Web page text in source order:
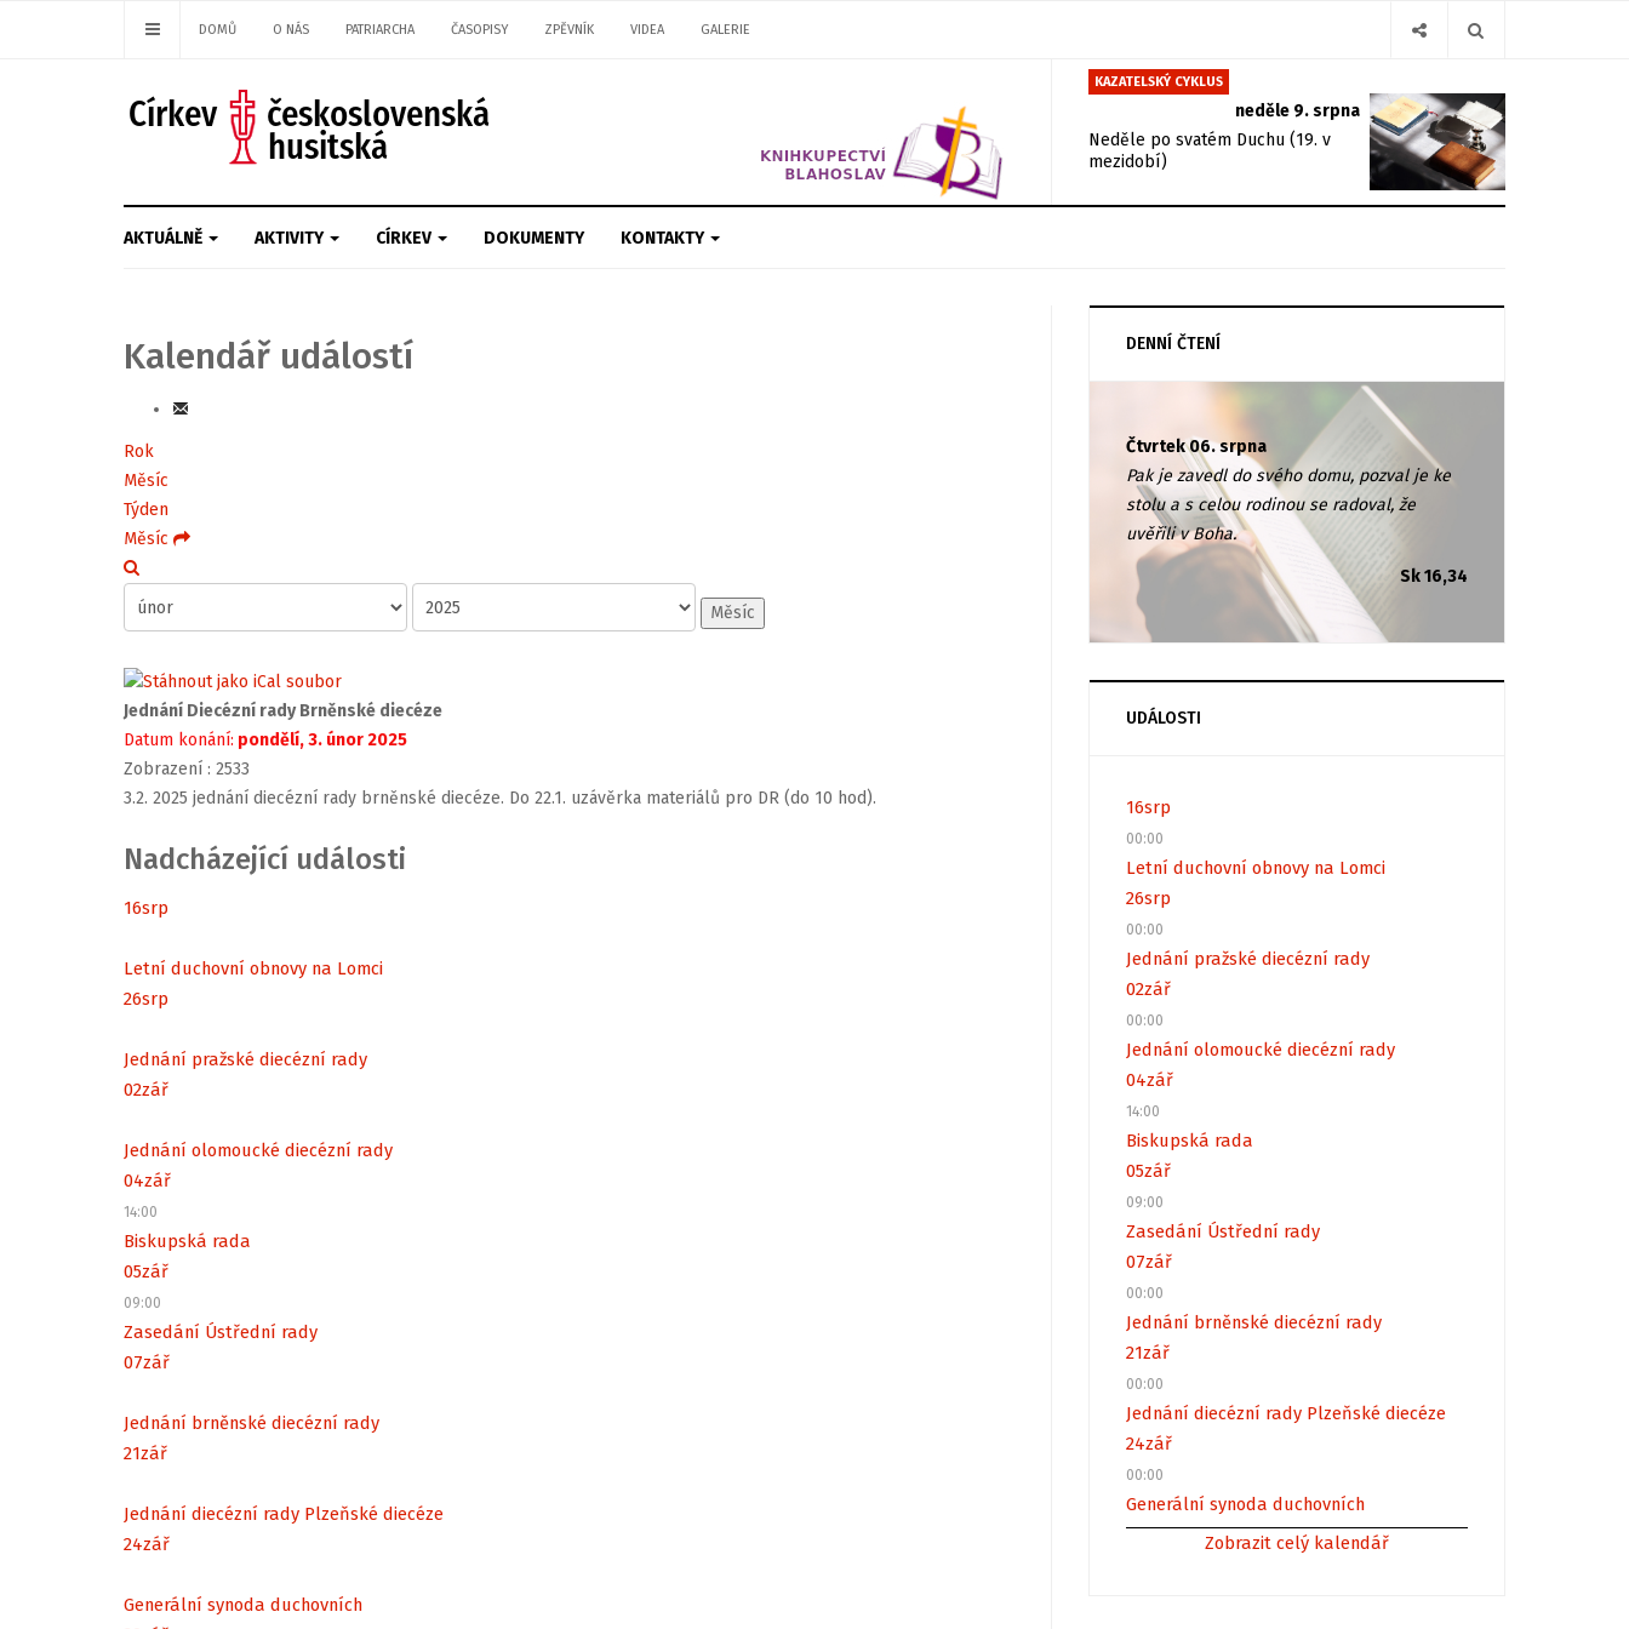
DOMŮ O NÁS PATRIARCHA ČASOPISY ZPĚVNÍK VIDEA GALERIE
KAZATELSKÝ CYKLUS
neděle 9. srpna
Neděle po svatém Duchu (19. v
mezidobí)
AKTUÁLNĚ AKTIVITY CÍRKEV DOKUMENTY KONTAKTY
Kalendář událostí
Rok
Měsíc
Týden
Měsíc
Měsíc
Jednání Diecézní rady Brněnské diecéze
Datum konání: pondělí, 3. únor 2025
Zobrazení : 2533
3.2. 2025 jednání diecézní rady brněnské diecéze. Do 22.1. uzávěrka materiálů pro DR (do 10 hod).
Nadcházející události
16srp
Letní duchovní obnovy na Lomci
26srp
Jednání pražské diecézní rady
02zář
Jednání olomoucké diecézní rady
04zář
14:00
Biskupská rada
05zář
09:00
Zasedání Ústřední rady
07zář
Jednání brněnské diecézní rady
21zář
Jednání diecézní rady Plzeňské diecéze
24zář
Generální synoda duchovních
DENNÍ ČTENÍ
Čtvrtek 06. srpna
Pak je zavedl do svého domu, pozval je ke
stolu a s celou rodinou se radoval, že
uvěřili v Boha.
Sk 16,34
UDÁLOSTI
16srp
00:00
Letní duchovní obnovy na Lomci
26srp
00:00
Jednání pražské diecézní rady
02zář
00:00
Jednání olomoucké diecézní rady
04zář
14:00
Biskupská rada
05zář
09:00
Zasedání Ústřední rady
07zář
00:00
Jednání brněnské diecézní rady
21zář
00:00
Jednání diecézní rady Plzeňské diecéze
24zář
00:00
Generální synoda duchovních
Zobrazit celý kalendář